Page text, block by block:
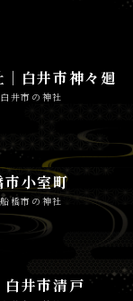
│白井市神々廻
白井市の神社
小室町
船橋市の神社
井市清戸